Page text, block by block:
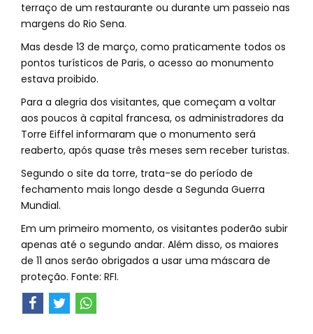
terraço de um restaurante ou durante um passeio nas
margens do Rio Sena.
Mas desde 13 de março, como praticamente todos os
pontos turísticos de Paris, o acesso ao monumento
estava proibido.
Para a alegria dos visitantes, que começam a voltar
aos poucos à capital francesa, os administradores da
Torre Eiffel informaram que o monumento será
reaberto, após quase três meses sem receber turistas.
Segundo o site da torre, trata-se do período de
fechamento mais longo desde a Segunda Guerra
Mundial.
Em um primeiro momento, os visitantes poderão subir
apenas até o segundo andar. Além disso, os maiores
de 11 anos serão obrigados a usar uma máscara de
proteção. Fonte: RFI.